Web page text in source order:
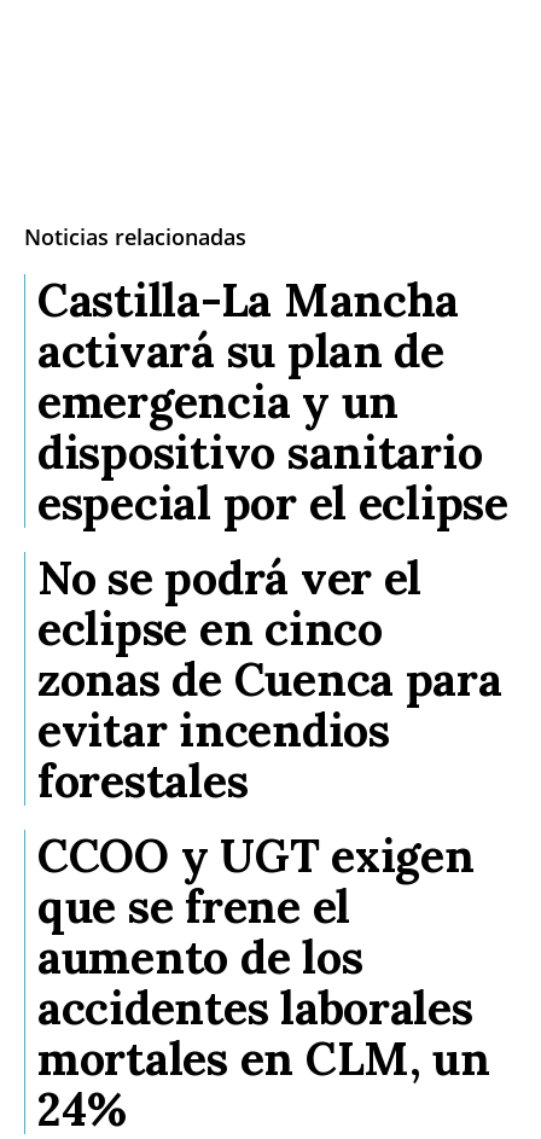
Noticias relacionadas
Castilla-La Mancha
activará su plan de
emergencia y un
dispositivo sanitario
especial por el eclipse
No se podrá ver el
eclipse en cinco
zonas de Cuenca para
evitar incendios
forestales
CCOO y UGT exigen
que se frene el
aumento de los
accidentes laborales
mortales en CLM, un
24%